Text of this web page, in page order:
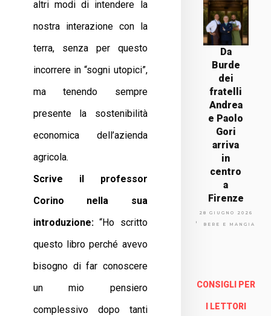
altri modi di intendere la
nostra interazione con la
terra, senza per questo
incorrere in “sogni utopici”,
ma tenendo sempre
presente la sostenibilità
economica dell’azienda
agricola.
Scrive il professor
Corino nella sua
introduzione: “Ho scritto
questo libro perché avevo
bisogno di far conoscere
un mio pensiero
complessivo dopo tanti
Da
Burde
dei
fratelli
Andrea
e Paolo
Gori
arriva
in
centro
a
Firenze
28 GIUGNO 2026
BERE E MANGIARE
CONSIGLI PER
I LETTORI
Via
Arno
nze
Enoteca Online e al dettaglio